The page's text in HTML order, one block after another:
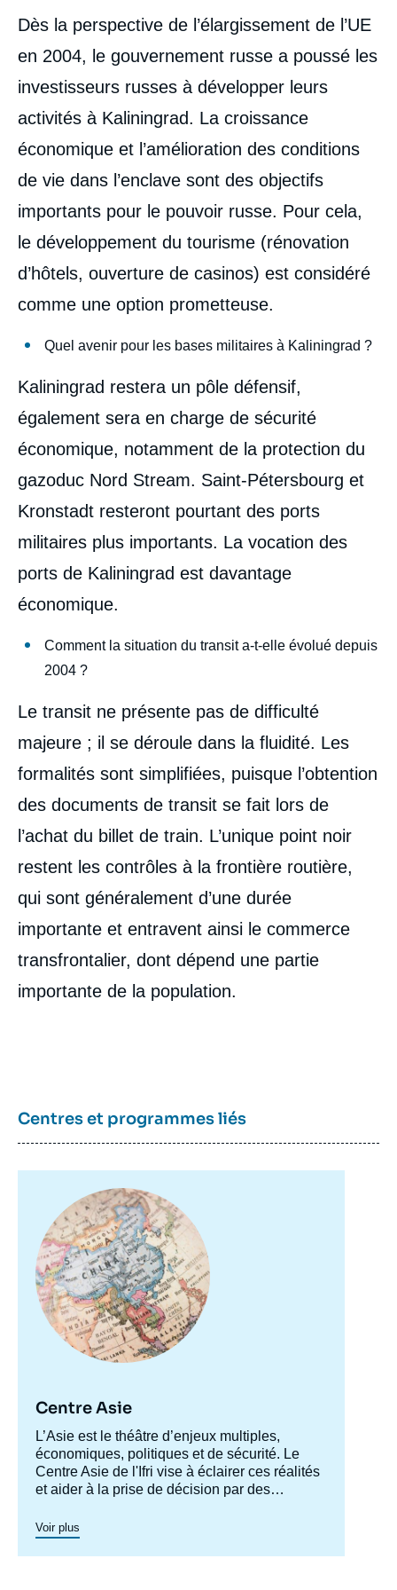
Dès la perspective de l’élargissement de l’UE
en 2004, le gouvernement russe a poussé les
investisseurs russes à développer leurs
activités à Kaliningrad. La croissance
économique et l’amélioration des conditions
de vie dans l’enclave sont des objectifs
importants pour le pouvoir russe. Pour cela,
le développement du tourisme (rénovation
d’hôtels, ouverture de casinos) est considéré
comme une option prometteuse.
Quel avenir pour les bases militaires à Kaliningrad ?
Kaliningrad restera un pôle défensif,
également sera en charge de sécurité
économique, notamment de la protection du
gazoduc Nord Stream. Saint-Pétersbourg et
Kronstadt resteront pourtant des ports
militaires plus importants. La vocation des
ports de Kaliningrad est davantage
économique.
Comment la situation du transit a-t-elle évolué depuis
2004 ?
Le transit ne présente pas de difficulté
majeure ; il se déroule dans la fluidité. Les
formalités sont simplifiées, puisque l’obtention
des documents de transit se fait lors de
l’achat du billet de train. L’unique point noir
restent les contrôles à la frontière routière,
qui sont généralement d’une durée
importante et entravent ainsi le commerce
transfrontalier, dont dépend une partie
importante de la population.
Centres et programmes liés
principale
Centre Asie
Accroche
centre
L’Asie est le théâtre d’enjeux multiples,
économiques, politiques et de sécurité. Le
Centre Asie de l'Ifri vise à éclairer ces réalités
et aider à la prise de décision par des
d’une plateforme de dialogue permanent
autour de ces enjeux.
de deux grands axes : les relations des
grandes puissances asiatiques avec le reste
du monde et les dynamiques internes des
Voir plus